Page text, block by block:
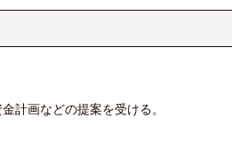
計画などの提案を受ける。